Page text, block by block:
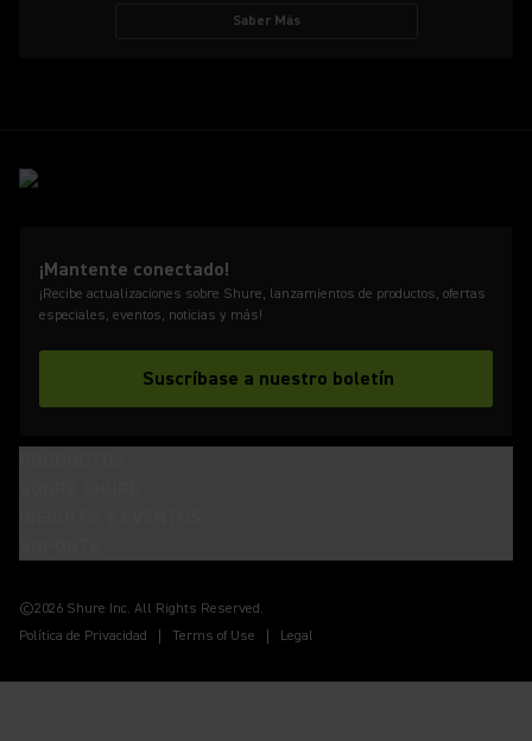
Saber Más
¡Mantente conectado!
¡Recibe actualizaciones sobre Shure, lanzamientos de productos, ofertas
especiales, eventos, noticias y más!
Suscríbase a nuestro boletín
©2026 Shure Inc. All Rights Reserved.
Política de Privacidad
Terms of Use Legal